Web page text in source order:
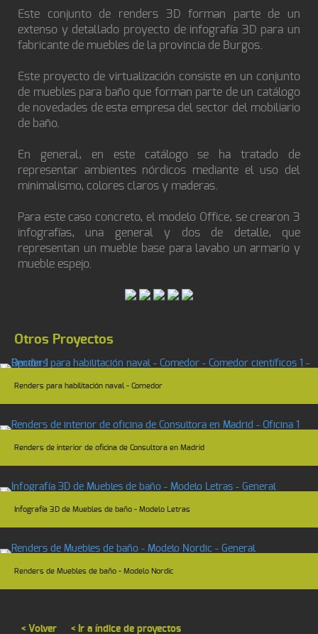
Este conjunto de renders 3D forman parte de un
extenso y detallado proyecto de infografía 3D para un
fabricante de muebles de la provincia de Burgos.
Este proyecto de virtualización consiste en un conjunto
de muebles para baño que forman parte de un catálogo
de novedades de esta empresa del sector del mobiliario
de baño.
En general, en este catálogo se ha tratado de
representar ambientes nórdicos mediante el uso del
minimalismo, colores claros y maderas.
Para este caso concreto, el modelo Office, se crearon 3
infografías, una general y dos de detalle, que
representan un mueble base para lavabo un armario y
mueble espejo.
Otros Proyectos
Renders para habilitación naval - Comedor
Renders de interior de oficina de Consultora en Madrid
Infografía 3D de Muebles de baño - Modelo Letras
Renders de Muebles de baño - Modelo Nordic
< Volver < Ir a índice de proyectos